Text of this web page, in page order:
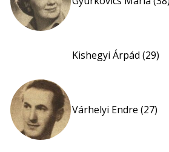
Kishegyi Árpád (29)
Várhelyi Endre (27)